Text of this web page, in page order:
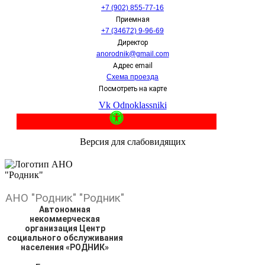
+7 (902) 855-77-16
Приемная
+7 (34672) 9-96-69
Директор
anorodnik@gmail.com
Адрес email
Схема проезда
Посмотреть на карте
Vk Odnoklassniki
Версия для слабовидящих
АНО "Родник" "Родник"
Автономная
некоммерческая
организация Центр
социального обслуживания
населения «РОДНИК»